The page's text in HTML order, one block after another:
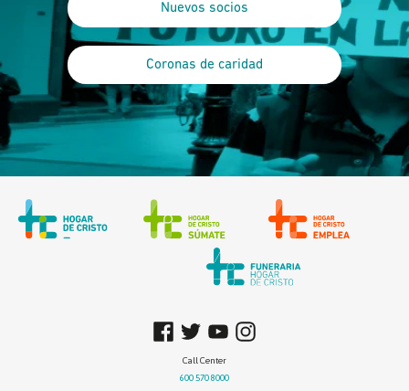
Nuevos socios
Coronas de caridad
Call Center
600 570 8000